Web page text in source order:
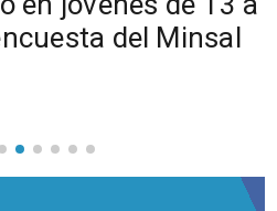
del Minsal